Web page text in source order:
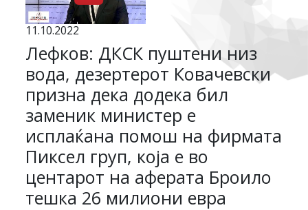
11.10.2022
Лефков: ДКСК пуштени низ
вода, дезертерот Ковачевски
призна дека додека бил
заменик министер е
исплаќана помош на фирмата
Пиксел груп, која е во
центарот на аферата Броило
тешка 26 милиони евра